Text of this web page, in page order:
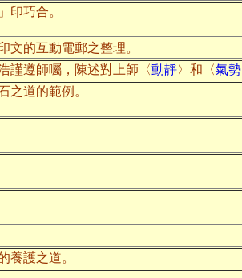
印巧合。
文的互動電郵之整理。
謹遵師囑，陳述對上師〈動靜〉和〈氣勢
之道的範例。
養護之道。